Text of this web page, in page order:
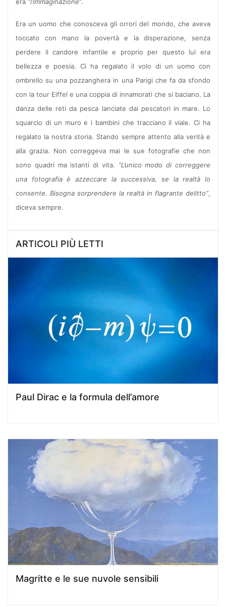
era “l’immaginazione”.
Era un uomo che conosceva gli orrori del mondo, che aveva
toccato con mano la povertà e la disperazione, senza
perdere il candore infantile e proprio per questo lui era
bellezza e poesia. Ci ha regalato il volo di un uomo con
ombrello su una pozzanghera in una Parigi che fa da sfondo
con la tour Eiffel e una coppia di innamorati che si baciano. La
danza delle reti da pesca lanciate dai pescatori in mare. Lo
squarcio di un muro e i bambini che tracciano il viale. Ci ha
regalato la nostra storia. Stando sempre attento alla verità e
alla grazia. Non correggeva mai le sue fotografie che non
sono quadri ma istanti di vita. “L’unico modo di correggere
una fotografia è azzeccare la successiva, se la realtà lo
consente. Bisogna sorprendere la realtà in flagrante delitto”,
diceva sempre.
ARTICOLI PIÙ LETTI
Paul Dirac e la formula dell’amore
Magritte e le sue nuvole sensibili